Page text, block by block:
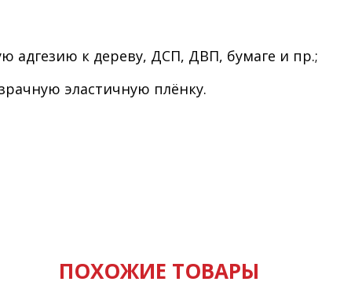
адгезию к дереву, ДСП, ДВП, бумаге и пр.;
эластичную плёнку.
ПОХОЖИЕ ТОВАРЫ